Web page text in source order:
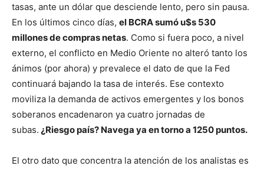
tasas, ante un dólar que desciende lento, pero sin pausa.
En los últimos cinco días, el BCRA sumó u$s 530
millones de compras netas. Como si fuera poco, a nivel
externo, el conflicto en Medio Oriente no alteró tanto los
ánimos (por ahora) y prevalece el dato de que la Fed
continuará bajando la tasa de interés. Ese contexto
moviliza la demanda de activos emergentes y los bonos
soberanos encadenaron ya cuatro jornadas de
subas. ¿Riesgo país? Navega ya en torno a 1250 puntos.
El otro dato que concentra la atención de los analistas es